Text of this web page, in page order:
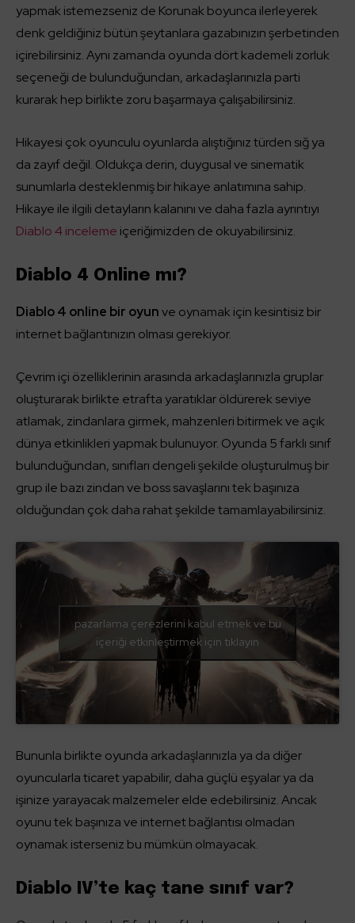
yapmak istemezseniz de Korunak boyunca ilerleyerek
denk geldiğiniz bütün şeytanlara gazabınızın şerbetinden
içirebilirsiniz. Aynı zamanda oyunda dört kademeli zorluk
seçeneği de bulunduğundan, arkadaşlarınızla parti
kurarak hep birlikte zoru başarmaya çalışabilirsiniz.
Hikayesi çok oyunculu oyunlarda alıştığınız türden sığ ya
da zayıf değil. Oldukça derin, duygusal ve sinematik
sunumlarla desteklenmiş bir hikaye anlatımına sahip.
Hikaye ile ilgili detayların kalanını ve daha fazla ayrıntıyı
Diablo 4 inceleme içeriğimizden de okuyabilirsiniz.
Diablo 4 Online mı?
Diablo 4 online bir oyunve oynamak için kesintisiz bir
internet bağlantınızın olması gerekiyor.
Çevrim içi özelliklerinin arasında arkadaşlarınızla gruplar
oluşturarak birlikte etrafta yaratıklar öldürerek seviye
atlamak, zindanlara girmek, mahzenleri bitirmek ve açık
dünya etkinlikleri yapmak bulunuyor. Oyunda 5 farklı sınıf
bulunduğundan, sınıfları dengeli şekilde oluşturulmuş bir
grup ile bazı zindan ve boss savaşlarını tek başınıza
olduğundan çok daha rahat şekilde tamamlayabilirsiniz.
pazarlama çerezlerini kabul etmek ve bu
içeriği etkinleştirmek için tıklayın
Bununla birlikte oyunda arkadaşlarınızla ya da diğer
oyuncularla ticaret yapabilir, daha güçlü eşyalar ya da
işinize yarayacak malzemeler elde edebilirsiniz. Ancak
oyunu tek başınıza ve internet bağlantısı olmadan
oynamak isterseniz bu mümkün olmayacak.
Diablo IV’te kaç tane sınıf var?